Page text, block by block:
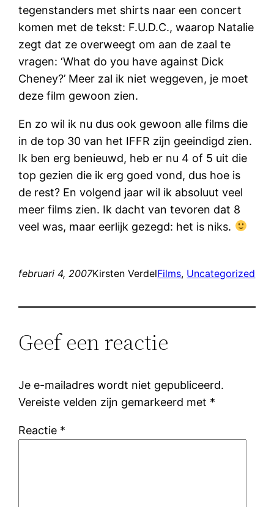
tegenstanders met shirts naar een concert
komen met de tekst: F.U.D.C., waarop Natalie
zegt dat ze overweegt om aan de zaal te
vragen: ‘What do you have against Dick
Cheney?’ Meer zal ik niet weggeven, je moet
deze film gewoon zien.
En zo wil ik nu dus ook gewoon alle films die
in de top 30 van het IFFR zijn geeindigd zien.
Ik ben erg benieuwd, heb er nu 4 of 5 uit die
top gezien die ik erg goed vond, dus hoe is
de rest? En volgend jaar wil ik absoluut veel
meer films zien. Ik dacht van tevoren dat 8
veel was, maar eerlijk gezegd: het is niks.
februari 4, 2007Kirsten VerdelFilms, Uncategorized
Geef een reactie
Je e-mailadres wordt niet gepubliceerd.
Vereiste velden zijn gemarkeerd met *
Reactie *